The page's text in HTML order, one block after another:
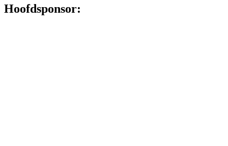
Hoofdsponsor: